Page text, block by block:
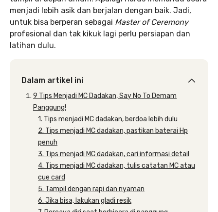
menjadi lebih asik dan berjalan dengan baik. Jadi,
untuk bisa berperan sebagai Master of Ceremony
profesional dan tak kikuk lagi perlu persiapan dan
latihan dulu.
Dalam artikel ini
9 Tips Menjadi MC Dadakan, Say No To Demam
Panggung!
1. Tips menjadi MC dadakan, berdoa lebih dulu
2. Tips menjadi MC dadakan, pastikan baterai Hp
penuh
3. Tips menjadi MC dadakan, cari informasi detail
4. Tips menjadi MC dadakan, tulis catatan MC atau
cue card
5. Tampil dengan rapi dan nyaman
6. Jika bisa, lakukan gladi resik